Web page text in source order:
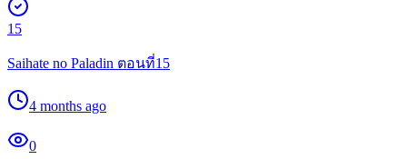
15
Saihate no Paladin ตอนที่15
4 months ago
0